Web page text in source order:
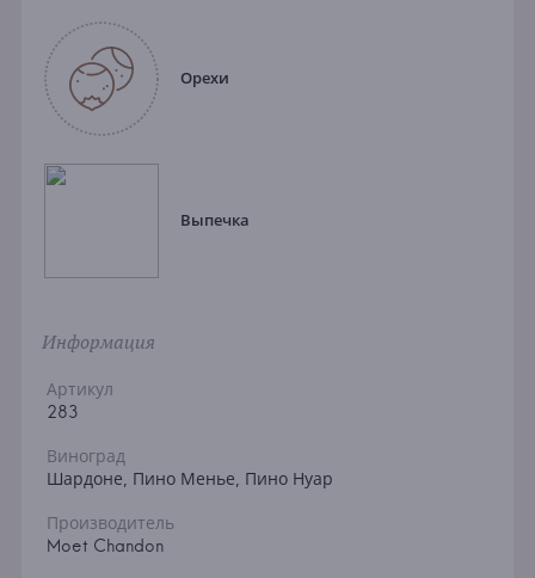
Орехи
Выпечка
Информация
Артикул
283
Виноград
Шардоне, Пино Менье, Пино Нуар
Производитель
Moet Chandon